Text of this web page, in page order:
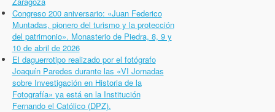
Congreso 200 aniversario: «Juan Federico
Muntadas, pionero del turismo y la protección
del patrimonio». Monasterio de Piedra, 8, 9 y
10 de abril de 2026
El daguerrotipo realizado por el fotógrafo
Joaquín Paredes durante las «VI Jornadas
sobre Investigación en Historia de la
Fotografía» ya está en la Institución
Fernando el Católico (DPZ).